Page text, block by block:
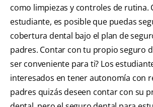
como limpiezas y controles de rutina.
estudiante, es posible que puedas
cobertura dental bajo el plan de
padres. Contar con tu propio seguro
ser conveniente para ti? Los
interesados en tener autonomía con
padres quizás deseen contar con su